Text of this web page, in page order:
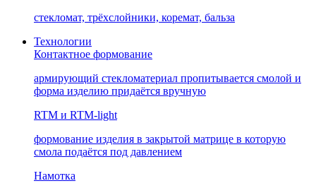
стекломат, трёхслойники, коремат, бальза
Технологии
Контактное формование
армирующий стекломатериал пропитывается смолой и
форма изделию придаётся вручную
RTM и RTM-light
формование изделия в закрытой матрице в которую
смола подаётся под давлением
Намотка